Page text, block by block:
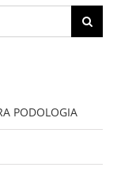
PODOLOGIA